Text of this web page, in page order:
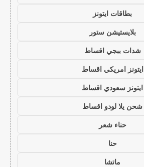
بطاقات ايتونز
بلايستيشن ستور
شدات ببجي اقساط
ايتونز امريكي اقساط
ايتونز سعودي اقساط
شحن يلا لودو اقساط
حناء شعر
حنا
ماتشا